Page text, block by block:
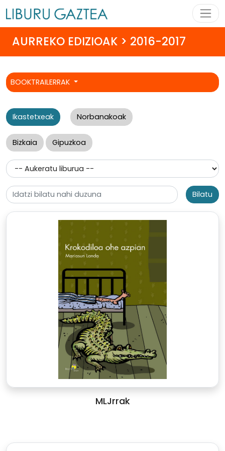
AURREKO EDIZIOAK > 2016-2017
BOOKTRAILERRAK
Ikastetxeak Norbanakoak
Bizkaia Gipuzkoa
Bilatu
MLJrrak